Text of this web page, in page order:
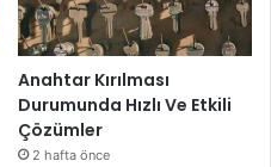
Anahtar Kırılması
Durumunda Hızlı Ve Etkili
Çözümler
2 hafta önce